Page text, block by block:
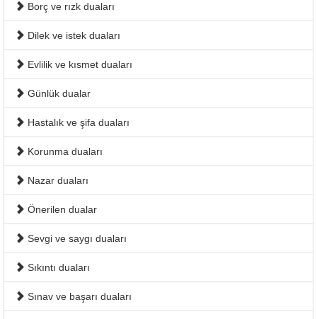
Borç ve rızk duaları
Dilek ve istek duaları
Evlilik ve kısmet duaları
Günlük dualar
Hastalık ve şifa duaları
Korunma duaları
Nazar duaları
Önerilen dualar
Sevgi ve saygı duaları
Sıkıntı duaları
Sınav ve başarı duaları